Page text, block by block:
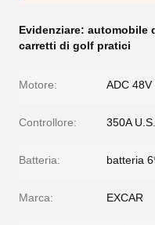
Evidenziare: automobile
carretti di golf pratici
Motore: ADC 48V
Controllore: 350A
Batteria: batteria
Marca: EXCAR